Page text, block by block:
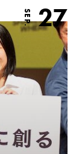
SEP. 27